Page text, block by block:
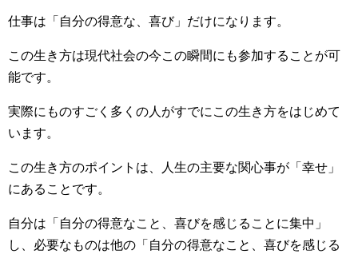
仕事は「自分の得意な、喜び」だけになります。
この生き方は現代社会の今この瞬間にも参加することが可
能です。
実際にものすごく多くの人がすでにこの生き方をはじめて
います。
この生き方のポイントは、人生の主要な関心事が「幸せ」
にあることです。
自分は「自分の得意なこと、喜びを感じることに集中」
し、必要なものは他の「自分の得意なこと、喜びを感じる